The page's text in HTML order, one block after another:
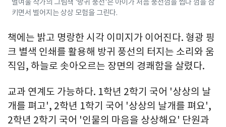
키면서 벌어지는 상상 모험을 그린다.
책에는 밝고 명랑한 시각 이미지가 이어진다. 형광 핑
크 별색 인쇄를 활용해 방귀 풍선의 터지는 소리와 움
직임, 하늘로 솟아오르는 장면의 경쾌함을 살렸다.
교과 연계도 가능하다. 1학년 2학기 국어 '상상의 날
개를 펴고', 2학년 1학기 국어 '상상의 날개를 펴요',
2학년 2학기 국어 '인물의 마음을 상상해요' 단원과